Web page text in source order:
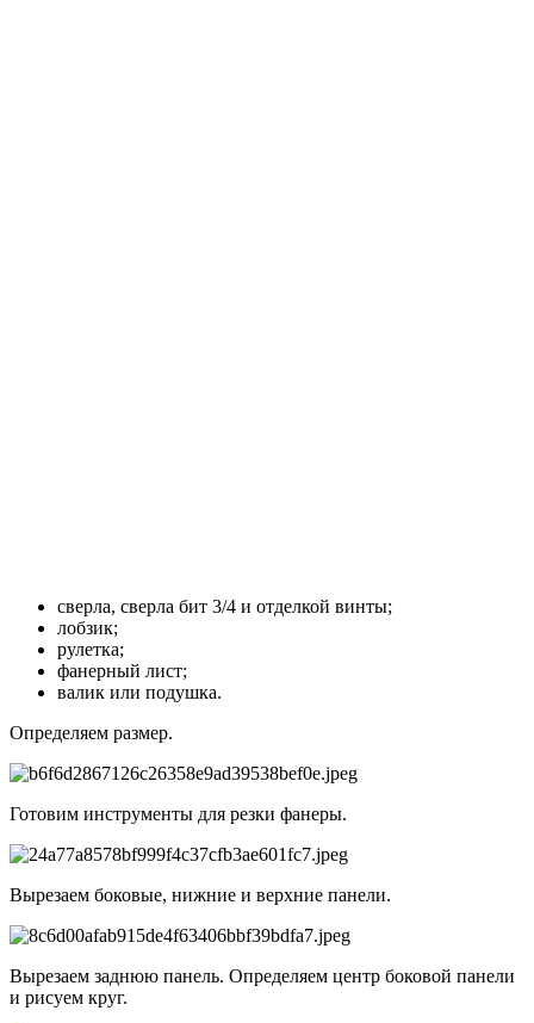
сверла, сверла бит 3/4 и отделкой винты;
лобзик;
рулетка;
фанерный лист;
валик или подушка.
Определяем размер.
Готовим инструменты для резки фанеры.
Вырезаем боковые, нижние и верхние панели.
Вырезаем заднюю панель. Определяем центр боковой панели
и рисуем круг.